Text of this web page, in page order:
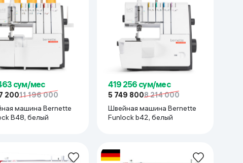
сум/мес
20011 196 000
машина Bernette
Funlock B48, белый
419 256 сум/мес
5 749 8008 214 000
Швейная машина Bernette
Funlock b42, белый